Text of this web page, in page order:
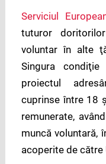
Serviciul
tuturor
voluntar în alte
Singura
proiectul
cuprinse între 18
remunerate,
muncă voluntară,
acoperite de către